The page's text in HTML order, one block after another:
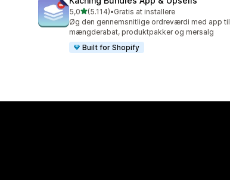
5,0ud af 5 stjerner
(5.114)
5114 anmeldelser i alt
•Gratis at installere
Øg den gennemsnitlige ordreværdi med app til
mængderabat, produktpakker og mersalg
Built for Shopify